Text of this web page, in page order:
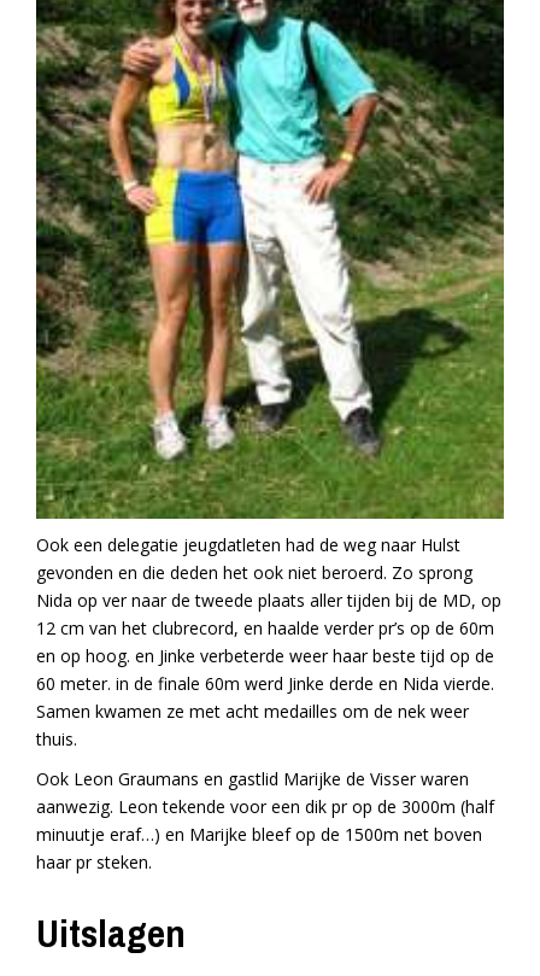
Ook een delegatie jeugdatleten had de weg naar Hulst
gevonden en die deden het ook niet beroerd. Zo sprong
Nida op ver naar de tweede plaats aller tijden bij de MD, op
12 cm van het clubrecord, en haalde verder pr’s op de 60m
en op hoog. en Jinke verbeterde weer haar beste tijd op de
60 meter. in de finale 60m werd Jinke derde en Nida vierde.
Samen kwamen ze met acht medailles om de nek weer
thuis.
Ook Leon Graumans en gastlid Marijke de Visser waren
aanwezig. Leon tekende voor een dik pr op de 3000m (half
minuutje eraf…) en Marijke bleef op de 1500m net boven
haar pr steken.
Uitslagen